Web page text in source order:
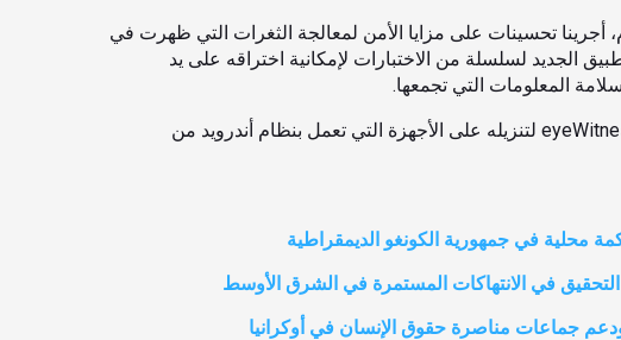
أجرينا تحسينات على مزايا الأمن لمعالجة الثغرات التي ظهرت في
الجديد لسلسلة من الاختبارات لإمكانية اختراقه على يد
المعلومات التي تجمعها.
محلية في جمهورية الكونغو الديمقراطية
في الانتهاكات المستمرة في الشرق الأوسط
جماعات مناصرة حقوق الإنسان في أوكرانيا